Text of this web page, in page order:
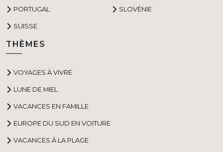
PORTUGAL SLOVÉNIE
SUISSE
THÈMES
VOYAGES À VIVRE
LUNE DE MIEL
VACANCES EN FAMILLE
EUROPE DU SUD EN VOITURE
VACANCES À LA PLAGE